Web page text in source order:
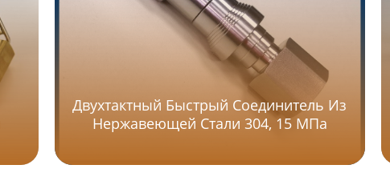
Двухтактный Быстрый Соединитель Из
Нержавеющей Стали 304, 15 МПа